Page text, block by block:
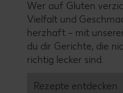
Wer auf Gluten
Vielfalt und
herzhaft – mit
du dir Gerichte, die
richtig lecker sind.
Rezepte entdecken